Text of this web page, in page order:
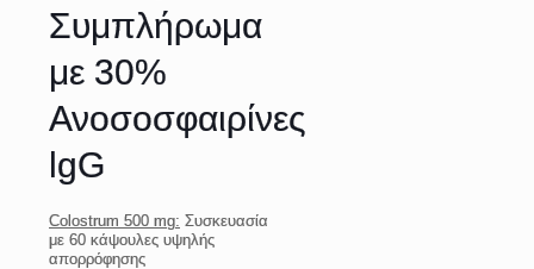
Συμπλήρωμα
με 30%
Ανοσοσφαιρίνες
lgG
Colostrum 500 mg: Συσκευασία
με 60 κάψουλες υψηλής
απορρόφησης